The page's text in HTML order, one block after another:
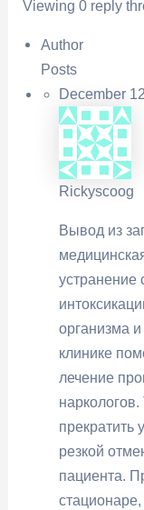
Viewing 0 reply
Author
Posts
December
Rickyscoog
Вывод из
устранение
организма
клинике
лечение
прекратить
резкой
пациента.